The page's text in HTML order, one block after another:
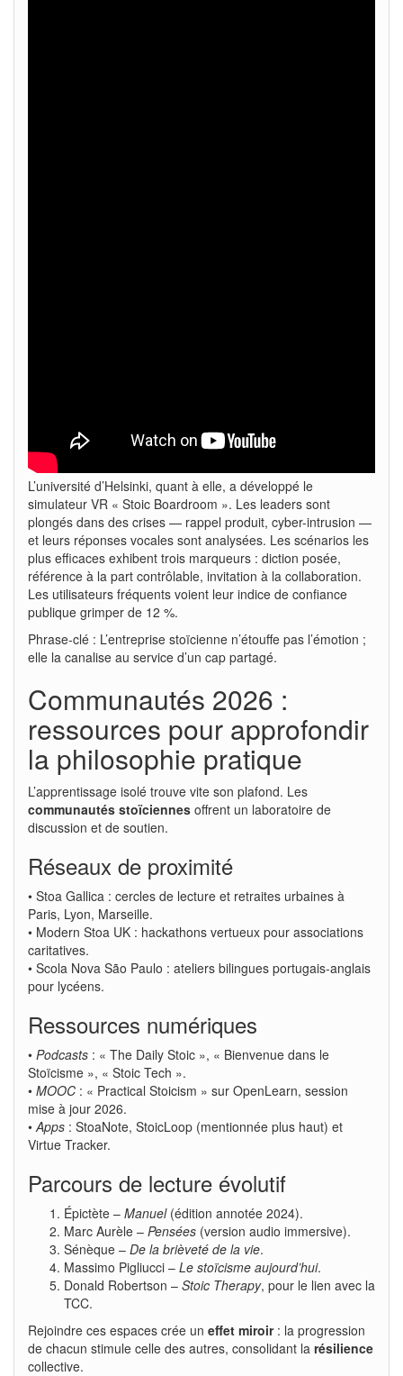
L’université d’Helsinki, quant à elle, a développé le
simulateur VR « Stoic Boardroom ». Les leaders sont
plongés dans des crises — rappel produit, cyber-intrusion —
et leurs réponses vocales sont analysées. Les scénarios les
plus efficaces exhibent trois marqueurs : diction posée,
référence à la part contrôlable, invitation à la collaboration.
Les utilisateurs fréquents voient leur indice de confiance
publique grimper de 12 %.
Phrase-clé : L’entreprise stoïcienne n’étouffe pas l’émotion ;
elle la canalise au service d’un cap partagé.
Communautés 2026 :
ressources pour approfondir
la philosophie pratique
L’apprentissage isolé trouve vite son plafond. Les
communautés stoïciennes offrent un laboratoire de
discussion et de soutien.
Réseaux de proximité
• Stoa Gallica : cercles de lecture et retraites urbaines à
Paris, Lyon, Marseille.
• Modern Stoa UK : hackathons vertueux pour associations
caritatives.
• Scola Nova São Paulo : ateliers bilingues portugais-anglais
pour lycéens.
Ressources numériques
• Podcasts : « The Daily Stoic », « Bienvenue dans le
Stoïcisme », « Stoic Tech ».
• MOOC : « Practical Stoicism » sur OpenLearn, session
mise à jour 2026.
• Apps : StoaNote, StoicLoop (mentionnée plus haut) et
Virtue Tracker.
Parcours de lecture évolutif
Épictète – Manuel(édition annotée 2024).
Marc Aurèle – Pensées (version audio immersive).
Sénèque – De la brièveté de la vie.
Massimo Pigliucci – Le stoïcisme aujourd’hui.
Donald Robertson – Stoic Therapy, pour le lien avec la
TCC.
Rejoindre ces espaces crée un effet miroir: la progression
de chacun stimule celle des autres, consolidant la résilience
collective.